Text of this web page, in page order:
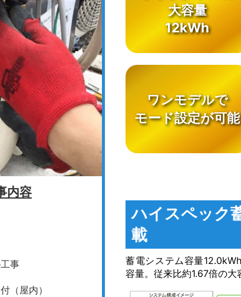
内容
事
（屋内）
大容量
12kWh
ワンモデルで
モード設定が可能
ハイスペック
載
蓄電システム容量
容量。従来比約1.67倍の